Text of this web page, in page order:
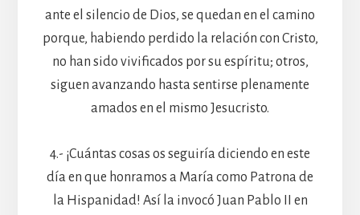
ante el silencio de Dios, se quedan en el camino
porque, habiendo perdido la relación con Cristo,
no han sido vivificados por su espíritu; otros,
siguen avanzando hasta sentirse plenamente
amados en el mismo Jesucristo.
4.- ¡Cuántas cosas os seguiría diciendo en este
día en que honramos a María como Patrona de
la Hispanidad! Así la invocó Juan Pablo II en